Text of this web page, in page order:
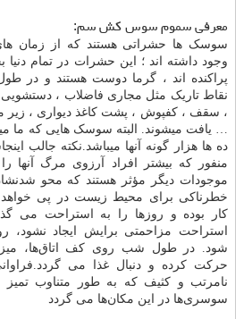
معرفی سموم سوس کش سم:
سوسک ها حشراتی هستند که از زمان
وجود داشته اند ؛ این حشرات در تمام
پراکنده اند ، گرما دوست هستند و در
نقاط تاریک مثل مجاری فاضلاب ،
، سقف ، کفپوش ، پشت کاغذ دیواری ، زیر
… یافت میشوند. البته سوسک هایی که ما
ده ها هزار گونه آنها میباشد.نکته جالب
منفور که بیشتر افراد آرزوی مرگ آنها
موجودات دیگر مؤثر هستند که محو
خطرناکی برای محیط زیست در پی
کار بوده و روزها را به استراحت می
استراحت مزاحمتی برایش ایجاد نشود،
‌شود. در طول شب روی کف اتاق‌ها،
حرکت کرده و دنبال غذا می
نامرتب و کثیف که به طور متناوب تمیز
سوسری‌ها در این مکان‌ها می‌ گردد